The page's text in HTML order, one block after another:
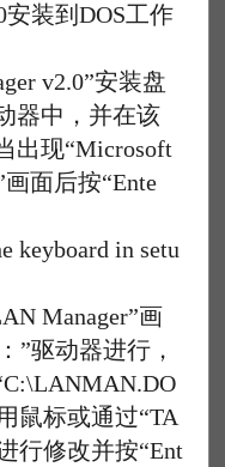
装到DOS工作
v2.0”安装盘
器中，并在该
出现“Microsoft
画面后按“Ente
in setu
Manager”画
”驱动器进行，
鼠标或通过“TA
行修改并按“Ent